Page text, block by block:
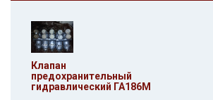
Клапан
предохранительный
гидравлический ГА186М